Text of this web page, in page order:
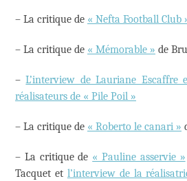
– La critique de « Nefta Football Club
– La critique de « Mémorable » de
–L’interview de Lauriane Escaffre
réalisateurs de « Pile Poil »
– La critique de « Roberto le canari »
– La critique de « Pauline asservie »
Tacquet et l’interview de la